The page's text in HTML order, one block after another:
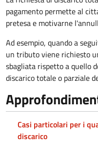
pagamento permette al
pretesa e motivarne
Ad esempio, quando a
un tributo viene richiesto
sbagliata rispetto a quello
discarico totale o parziale
Casi particolari per i
discarico